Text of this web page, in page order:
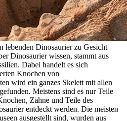
lebenden Dinosaurier zu Gesicht
Dinosaurier wissen, stammt aus
Dabei handelt es sich
Knochen von
wird ein ganzes Skelett mit allen
Meistens sind es nur Teile
Zähne und Teile des
entdeckt werden. Die meisten
ausgestellt sind, wurden aus